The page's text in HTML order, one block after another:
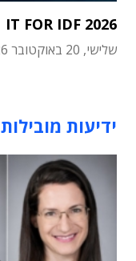
IT FOR IDF 2026
שלישי, 20 באוקטובר 2026
ידיעות מובילות